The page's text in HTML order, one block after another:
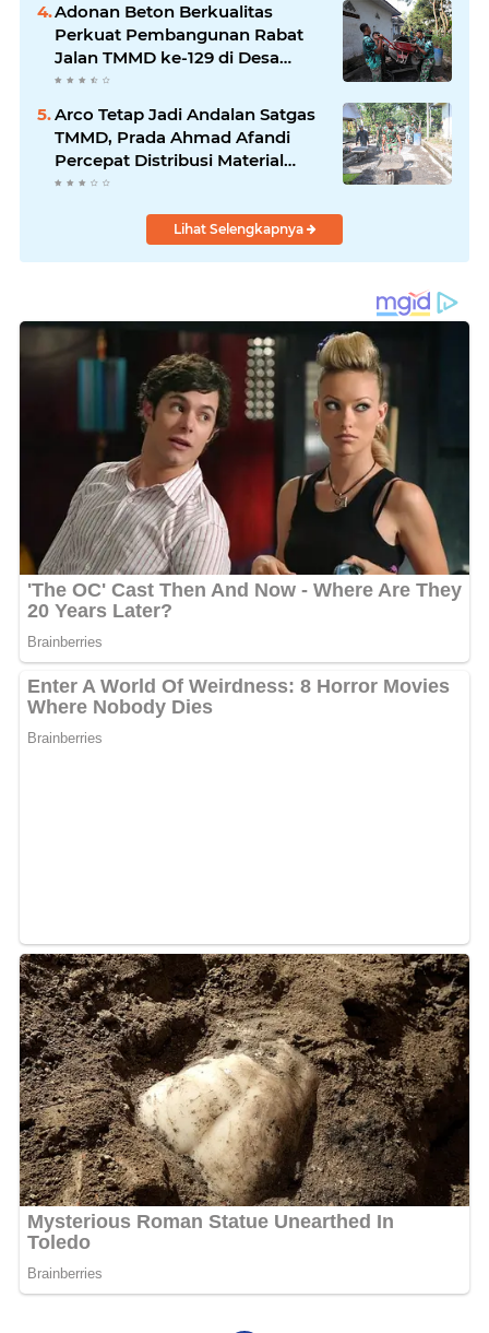
Adonan Beton Berkualitas
Perkuat Pembangunan Rabat
Jalan TMMD ke-129 di Desa
Ledoktempuro
Arco Tetap Jadi Andalan Satgas
TMMD, Prada Ahmad Afandi
Percepat Distribusi Material
Pengecoran
Lihat Selengkapnya